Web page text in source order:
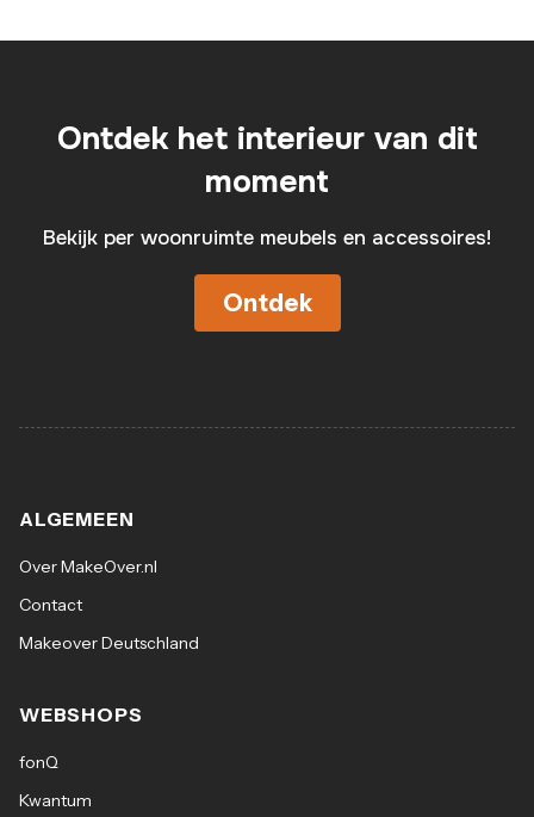
Ontdek het interieur van dit
moment
Bekijk per woonruimte meubels en accessoires!
Ontdek
ALGEMEEN
Over MakeOver.nl
Contact
Makeover Deutschland
WEBSHOPS
fonQ
Kwantum